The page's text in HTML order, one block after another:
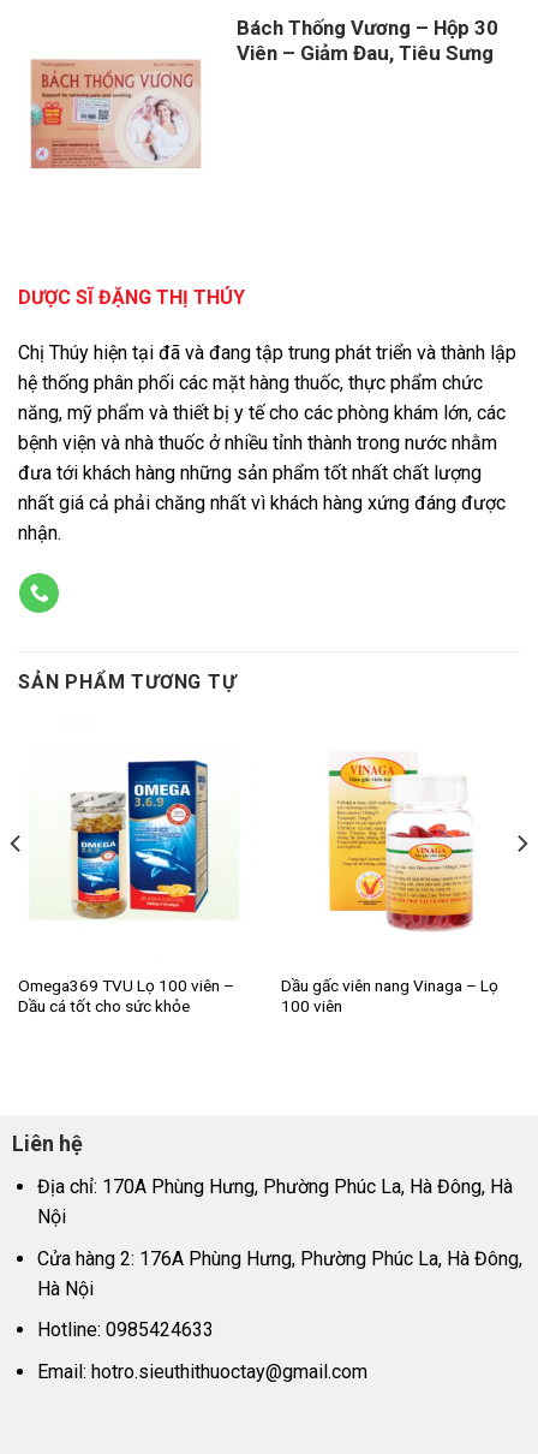
Bách Thống Vương – Hộp 30
Viên – Giảm Đau, Tiêu Sưng
DƯỢC SĨ ĐẶNG THỊ THÚY
Chị Thúy hiện tại đã và đang tập trung phát triển và thành lập
hệ thống phân phối các mặt hàng thuốc, thực phẩm chức
năng, mỹ phẩm và thiết bị y tế cho các phòng khám lớn, các
bệnh viện và nhà thuốc ở nhiều tỉnh thành trong nước nhằm
đưa tới khách hàng những sản phẩm tốt nhất chất lượng
nhất giá cả phải chăng nhất vì khách hàng xứng đáng được
nhận.
SẢN PHẨM TƯƠNG TỰ
Omega369 TVU Lọ 100 viên –
Dầu cá tốt cho sức khỏe
Dầu gấc viên nang Vinaga – Lọ
100 viên
Liên hệ
Địa chỉ: 170A Phùng Hưng, Phường Phúc La, Hà Đông, Hà
Nội
Cửa hàng 2: 176A Phùng Hưng, Phường Phúc La, Hà Đông,
Hà Nội
Hotline: 0985424633
Email: hotro.sieuthithuoctay@gmail.com